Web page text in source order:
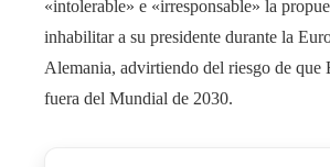
«intolerable» e «irresponsable» la
inhabilitar a su presidente durante la
Alemania, advirtiendo del riesgo de que
fuera del Mundial de 2030.